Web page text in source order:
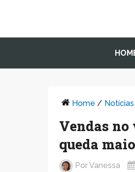
Home / Notícias
Vendas no
queda
PorVanessa